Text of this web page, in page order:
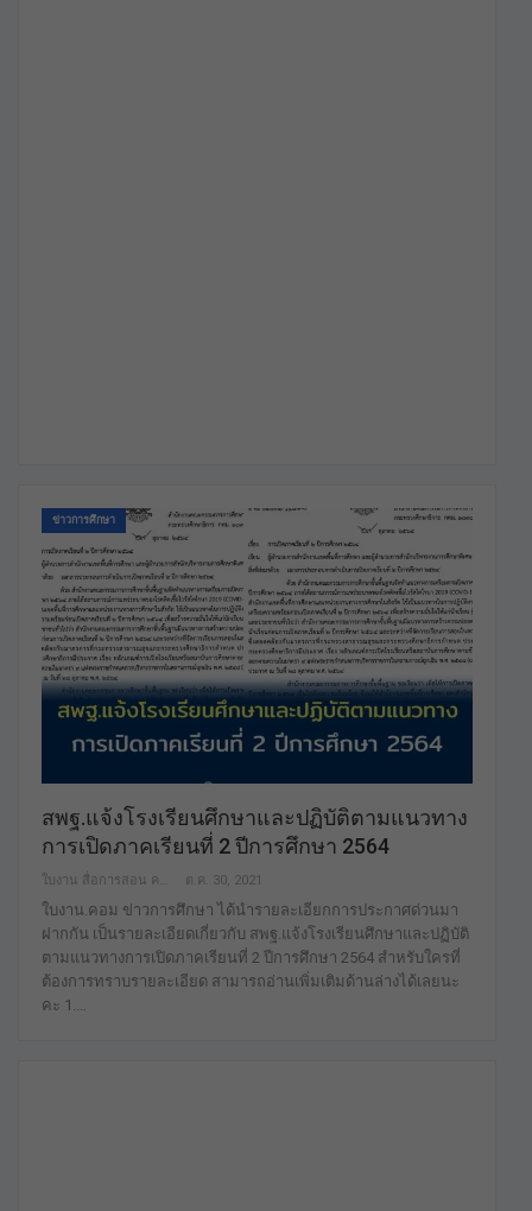
ข่าวการศึกษา
สพฐ.แจ้งโรงเรียนศึกษาและปฏิบัติตามแนวทาง
การเปิดภาคเรียนที่ 2 ปีการศึกษา 2564
ต.ค. 30, 2021
ใบงาน.คอม ข่าวการศึกษา ได้นำรายละเอียกการประกาศด่วนมา
ฝากกัน เป็นรายละเอียดเกี่ยวกับ สพฐ.แจ้งโรงเรียนศึกษาและปฏิบัติ
ตามแนวทางการเปิดภาคเรียนที่ 2 ปีการศึกษา 2564 สำหรับใครที่
ต้องการทราบรายละเอียด สามารถอ่านเพิ่มเติมด้านล่างได้เลยนะ
คะ 1.…